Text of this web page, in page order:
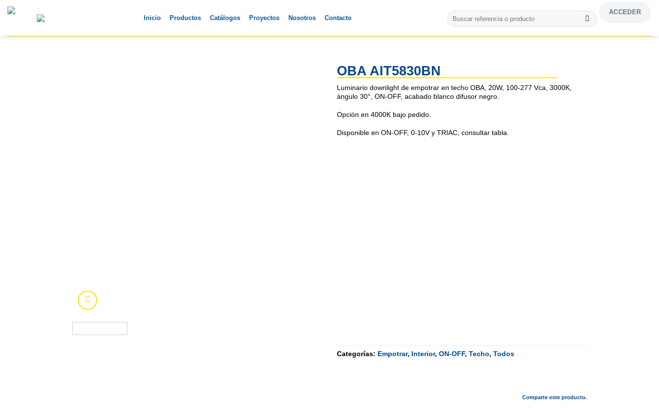
Skip
Inicio Productos Catálogos Proyectos Nosotros Contacto
Buscar
por:
ACCEDER
OBA AIT5830BN
Luminario downlight de empotrar en techo OBA, 20W, 100-277 Vca, 3000K,
ángulo 30°, ON-OFF, acabado blanco difusor negro.
Opción en 4000K bajo pedido.
Disponible en ON-OFF, 0-10V y TRIAC, consultar tabla.
Categorías: Empotrar, Interior, ON-OFF, Techo, Todos
Comparte este producto.